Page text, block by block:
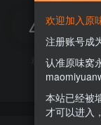
评分
欢迎为Ta评分
欢迎加入原
注册账号成
认准原味窝
本站已经被
才可以进入